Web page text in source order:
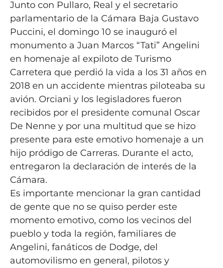
Junto con Pullaro, Real y el secretario
parlamentario de la Cámara Baja Gustavo
Puccini, el domingo 10 se inauguró el
monumento a Juan Marcos “Tati” Angelini
en homenaje al expiloto de Turismo
Carretera que perdió la vida a los 31 años en
2018 en un accidente mientras piloteaba su
avión. Orciani y los legisladores fueron
recibidos por el presidente comunal Oscar
De Nenne y por una multitud que se hizo
presente para este emotivo homenaje a un
hijo pródigo de Carreras. Durante el acto,
entregaron la declaración de interés de la
Cámara.
Es importante mencionar la gran cantidad
de gente que no se quiso perder este
momento emotivo, como los vecinos del
pueblo y toda la región, familiares de
Angelini, fanáticos de Dodge, del
automovilismo en general, pilotos y